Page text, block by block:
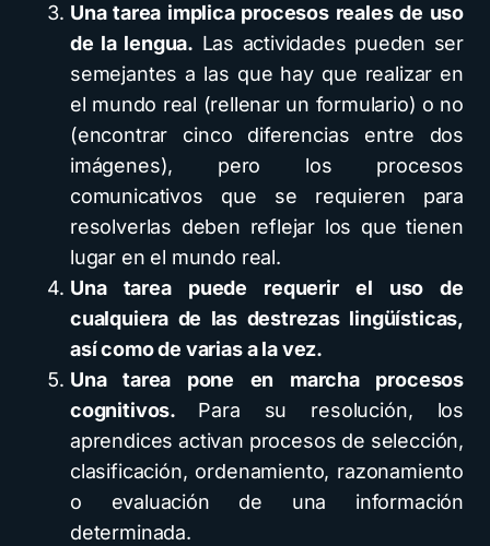
Una tarea implica procesos reales de uso
de la lengua. Las actividades pueden ser
semejantes a las que hay que realizar en
el mundo real (rellenar un formulario) o no
(encontrar cinco diferencias entre dos
imágenes), pero los procesos
comunicativos que se requieren para
resolverlas deben reflejar los que tienen
lugar en el mundo real.
Una tarea puede requerir el uso de
cualquiera de las destrezas lingüísticas,
así como de varias a la vez.
Una tarea pone en marcha procesos
cognitivos. Para su resolución, los
aprendices activan procesos de selección,
clasificación, ordenamiento, razonamiento
o evaluación de una información
determinada.